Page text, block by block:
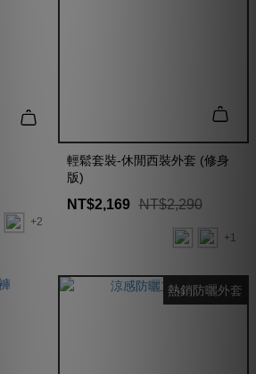
+2
輕鬆套裝-休閒西裝外套 (修身
版)
NT$2,169 NT$2,290
+1
熱銷防曬外套